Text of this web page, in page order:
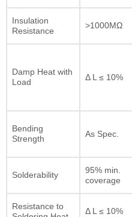
Insulation
Resistance
>1000MΩ
Damp Heat with
Load
Δ L ≤ 10%
Bending
Strength
As Spec.
Solderability
95% min.
coverage
Resistance to
Δ L ≤ 10%